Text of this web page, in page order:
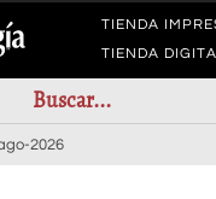
TIENDA
TIENDA
2026